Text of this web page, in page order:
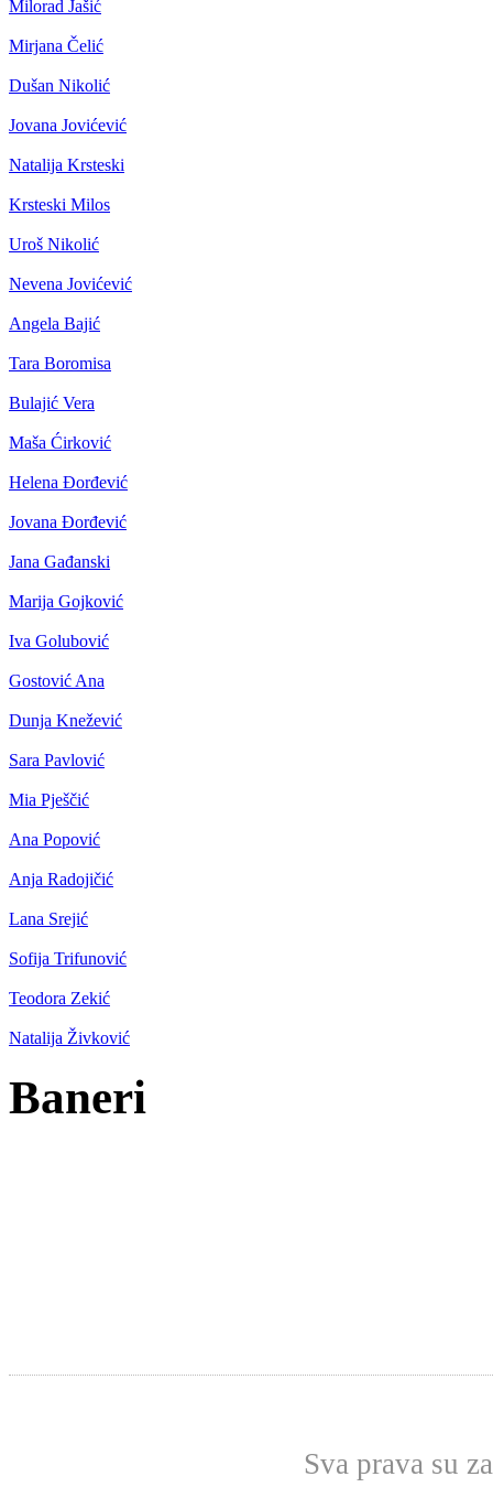
Milorad Jašić
Mirjana Čelić
Dušan Nikolić
Jovana Jovićević
Natalija Krsteski
Krsteski Milos
Uroš Nikolić
Nevena Jovićević
Angela Bajić
Tara Boromisa
Bulajić Vera
Maša Ćirković
Helena Đorđević
Jovana Đorđević
Jana Gađanski
Marija Gojković
Iva Golubović
Gostović Ana
Dunja Knežević
Sara Pavlović
Mia Pješčić
Ana Popović
Anja Radojičić
Lana Srejić
Sofija Trifunović
Teodora Zekić
Natalija Živković
Baneri
Sva prava su